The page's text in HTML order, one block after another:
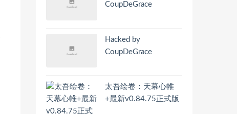
CoupDeGrace
Hacked by
CoupDeGrace
太吾绘卷：天幕心帷
+最新v0.84.75正式版